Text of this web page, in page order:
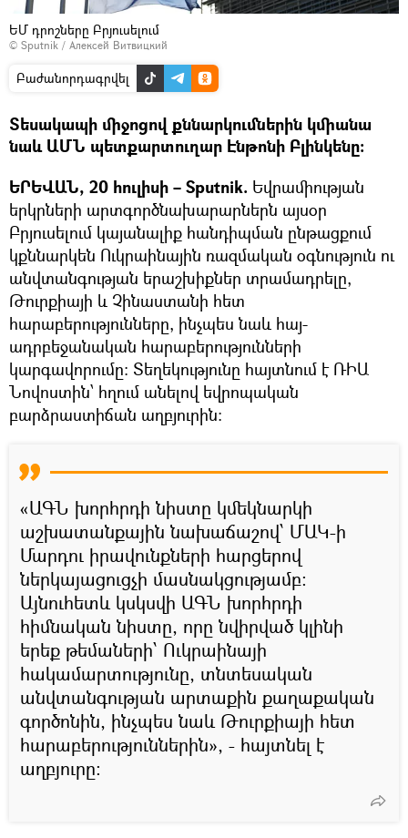
ԵՄ դրոշները Բրյուսելում
© Sputnik / Алексей Витвицкий
Բաժանորդագրվել
Տեսակապի միջոցով քննարկումներին կմիանա
նաև ԱՄՆ պետքարտուղար Էնթոնի Բլինկենը:
ԵՐԵՎԱՆ, 20 հուլիսի – Sputnik. Եվրամիության
երկրների արտգործնախարարներն այսօր
Բրյուսելում կայանալիք հանդիպման ընթացքում
կքննարկեն Ուկրաինային ռազմական օգնություն ու
անվտանգության երաշխիքներ տրամադրելը,
Թուրքիայի և Չինաստանի հետ
հարաբերությունները, ինչպես նաև հայ-
ադրբեջանական հարաբերությունների
կարգավորումը: Տեղեկությունը հայտնում է ՌԻԱ
Նովոստին՝ հղում անելով եվրոպական
բարձրաստիճան աղբյուրին։
«ԱԳՆ խորհրդի նիստը կմեկնարկի
աշխատանքային նախաճաշով՝ ՄԱԿ-ի
Մարդու իրավունքների հարցերով
ներկայացուցչի մասնակցությամբ։
Այնուհետև կսկսվի ԱԳՆ խորհրդի
հիմնական նիստը, որը նվիրված կլինի
երեք թեմաների՝ Ուկրաինայի
հակամարտությունը, տնտեսական
անվտանգության արտաքին քաղաքական
գործոնին, ինչպես նաև Թուրքիայի հետ
հարաբերություններին», - հայտնել է
աղբյուրը։